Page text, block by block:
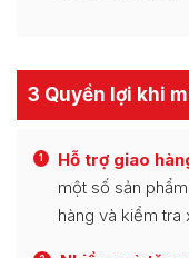
3 Quyền lợi khi
1 Hỗ trợ giao
một số sản
hàng và kiểm tra